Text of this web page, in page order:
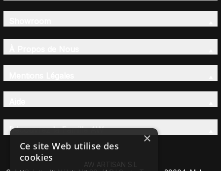
Découvrez la Famille AW
AW ARTISAN S.L
×
Ce site Web utilise des
cookies